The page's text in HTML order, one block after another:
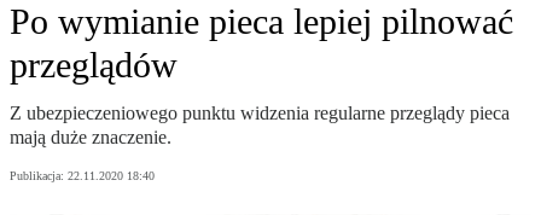
Po wymianie pieca lepiej pilnować
przeglądów
Z ubezpieczeniowego punktu widzenia regularne przeglądy pieca
mają duże znaczenie.
Publikacja: 22.11.2020 18:40